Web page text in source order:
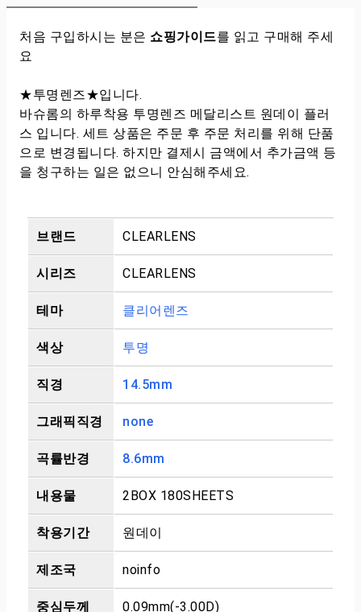
처음 구입하시는 분은 쇼핑가이드를 읽고 구매해 주세
요
★투명렌즈★입니다.
바슈롬의 하루착용 투명렌즈 메달리스트 원데이 플러
스 입니다. 세트 상품은 주문 후 주문 처리를 위해 단품
으로 변경됩니다. 하지만 결제시 금액에서 추가금액 등
을 청구하는 일은 없으니 안심해주세요.
브랜드 CLEARLENS
시리즈 CLEARLENS
테마 클리어렌즈
색상 투명
직경 14.5mm
그래픽직경 none
곡률반경 8.6mm
내용물 2BOX 180SHEETS
착용기간 원데이
제조국 noinfo
중심두께 0.09mm(-3.00D)